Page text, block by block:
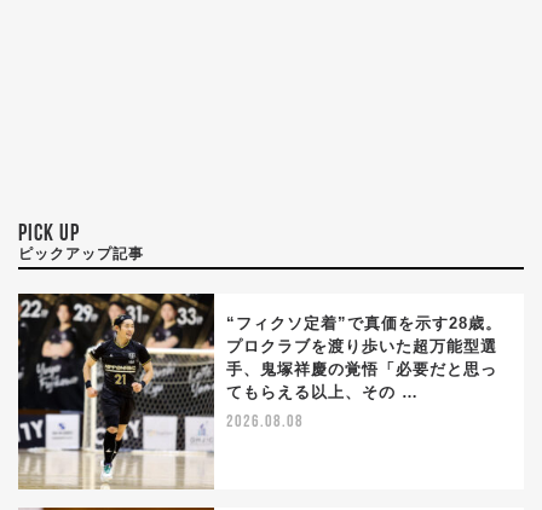
PICK UP
ピックアップ記事
“フィクソ定着”で真価を示す28歳。
プロクラブを渡り歩いた超万能型選
手、鬼塚祥慶の覚悟「必要だと思っ
てもらえる以上、その …
2026.08.08